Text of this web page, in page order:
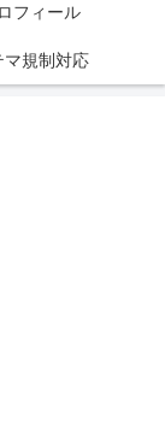
フィール
マ規制対応